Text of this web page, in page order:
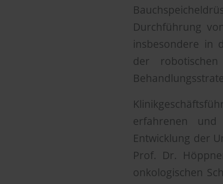
Durchführung
insbesondere in
der
erfahrenen
Entwicklung der
Prof. Dr.
onkologischen